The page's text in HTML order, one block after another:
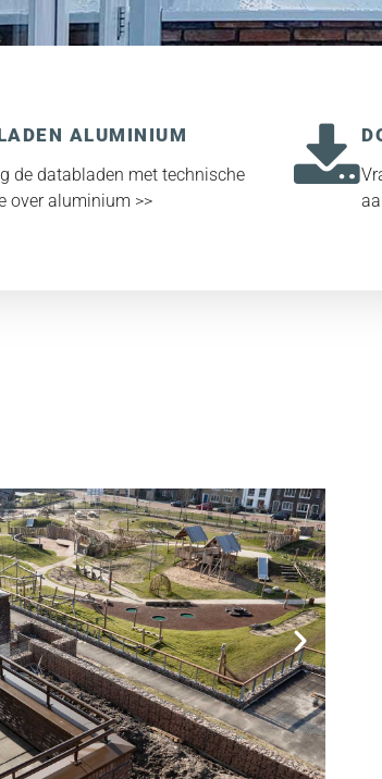
in aluminium en magnesium
en industrie
Lees verder
>>
ALUMINIUM
de databladen met technische
over aluminium >>